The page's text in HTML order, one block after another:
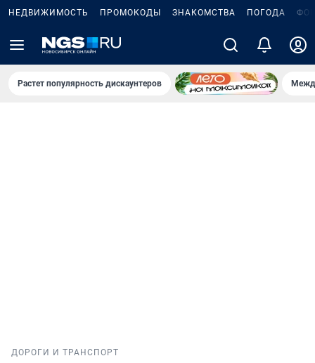
НЕДВИЖИМОСТЬ ПРОМОКОДЫ ЗНАКОМСТВА ПОГОДА
Растет популярность дискаунтеров
ДОРОГИ И ТРАНСПОРТ